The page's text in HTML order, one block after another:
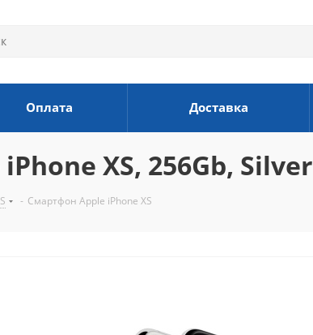
Оплата Доставка
XS, 256Gb, Silver
- Смартфон Apple iPhone XS